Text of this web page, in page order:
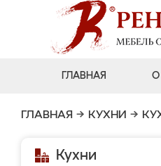
ГЛАВНАЯ О
ГЛАВНАЯ → КУХНИ →
Кухни